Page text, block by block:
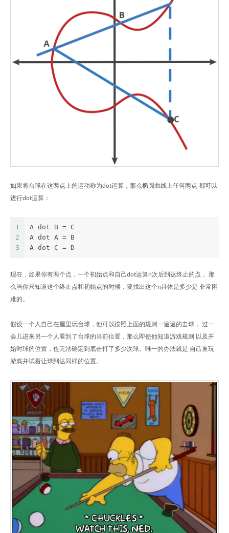
如果将台球在这两点上的运动称为dot运算，那么椭圆曲线上任何两点 都可以
进行dot运算：
1
2
3
A dot B = C
A dot A = B
A dot C = D
现在，如果你有两个点，一个初始点和自己dot运算n次后到达终止的点， 那
么当你只知道这个终止点和初始点的时候，要找出这个n具体是多少是 非常困
难的。
假设一个人自己在屋里玩台球，他可以按照上面的规则一遍遍的击球， 过一
会儿进来另一个人看到了台球的当前位置，那么即使他知道游戏规则 以及开
始时球的位置，也无法确定到底击打了多少次球。唯一的办法就是 自己重玩
游戏并试着让球到达同样的位置。